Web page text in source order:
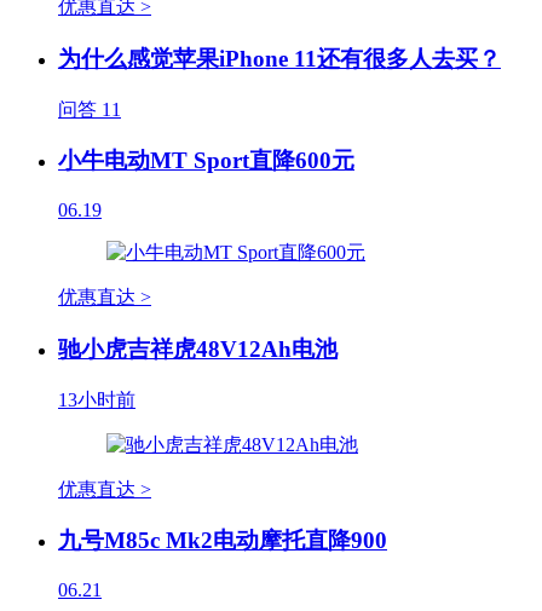
优惠直达 >
为什么感觉苹果iPhone 11还有很多人去买？
问答 11
小牛电动MT Sport直降600元
06.19
优惠直达 >
驰小虎吉祥虎48V12Ah电池
13小时前
优惠直达 >
九号M85c Mk2电动摩托直降900
06.21